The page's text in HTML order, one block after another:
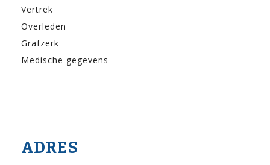
Vertrek
Overleden
Grafzerk
Medische gegevens
ADRES